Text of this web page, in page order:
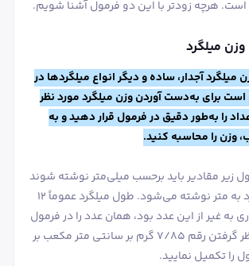
هرچه زودتر با این دو فرمول آشنا شویم.
میلگرد
آجدار، ساده و دیگر انواع میلگردها در
است برای به‌دست آوردن وزن میلگرد مورد نظر
را به‌طور دقیق در فرمول قرار دهید و به
را محاسبه کنید.
زیر مقادیر باید برحسب میلی‌متر نوشته شوند
و تنها طول میلگرد به متر نوشته می‌شود. طول میلگرد عموماً 12
به غیر از این عدد بود، همان عدد را در فرمول
قرار دهید. با در نظر گرفتن رقم 7/85 گرم بر سانتی متر مکعب بر
را تکمیل نمایید.